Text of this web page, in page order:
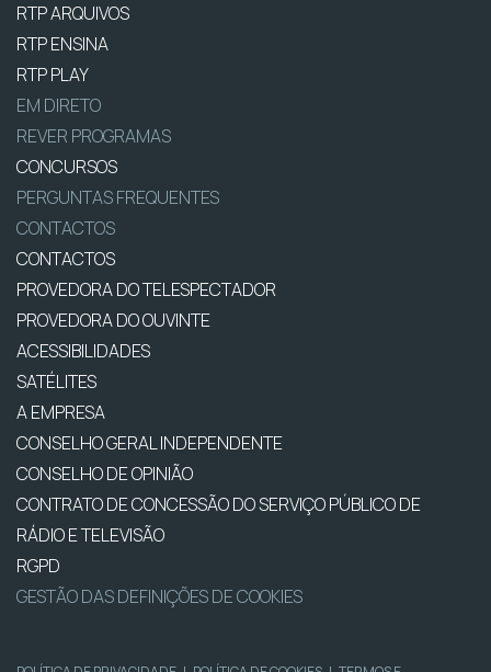
RTP ARQUIVOS
RTP ENSINA
RTP PLAY
EM DIRETO
REVER PROGRAMAS
CONCURSOS
PERGUNTAS FREQUENTES
CONTACTOS
CONTACTOS
PROVEDORA DO TELESPECTADOR
PROVEDORA DO OUVINTE
ACESSIBILIDADES
SATÉLITES
A EMPRESA
CONSELHO GERAL INDEPENDENTE
CONSELHO DE OPINIÃO
CONTRATO DE CONCESSÃO DO SERVIÇO PÚBLICO DE
RÁDIO E TELEVISÃO
RGPD
GESTÃO DAS DEFINIÇÕES DE COOKIES